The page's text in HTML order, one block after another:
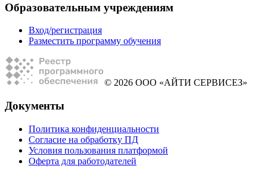
Образовательным учреждениям
Вход/регистрация
Разместить программу обучения
© 2026 ООО «АЙТИ СЕРВИСЕЗ»
Документы
Политика конфиденциальности
Согласие на обработку ПД
Условия пользования платформой
Оферта для работодателей